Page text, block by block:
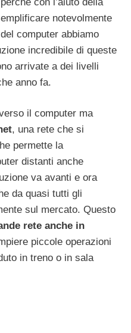
notevolmente
computer abbiamo
incredibile di queste
arrivate a dei livelli
anno fa.
il computer ma
, una rete che si
permette la
distanti anche
va avanti e ora
da quasi tutti gli
sul mercato. Questo
rete anche in
piccole operazioni
in treno o in sala